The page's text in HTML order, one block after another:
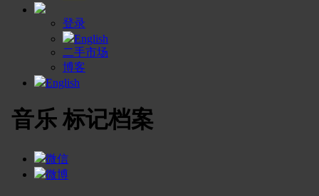
登录
English
二手市场
博客
English
音乐 标记档案
微信
微博